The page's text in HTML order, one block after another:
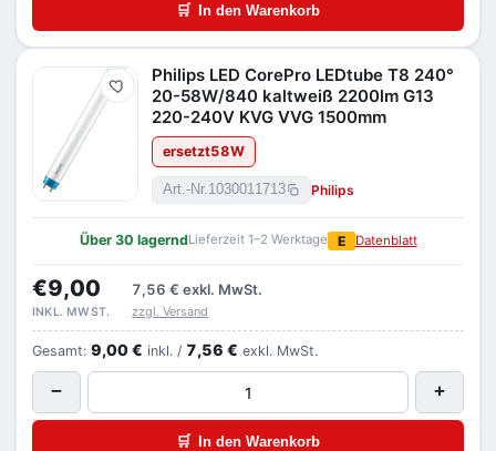
🛒 In den Warenkorb
Merken
Philips LED CorePro LEDtube T8 240°
20-58W/840 kaltweiß 2200lm G13
220-240V KVG VVG 1500mm
ersetzt58W
Art.-Nr.1030011713 Philips
Über 30 lagerndLieferzeit 1–2 Werktage E Datenblatt
€9,00 7,56 € exkl. MwSt.
INKL. MWST. zzgl. Versand
Gesamt: 9,00 € inkl. / 7,56 € exkl. MwSt.
− +
🛒 In den Warenkorb